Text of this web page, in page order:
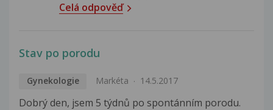
Celá odpověď
Stav po porodu
Gynekologie Markéta 14.5.2017
Dobrý den, jsem 5 týdnů po spontánním porodu.